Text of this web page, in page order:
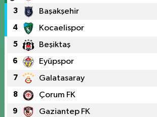
3 Başakşehir
4 Kocaelispor
5 Beşiktaş
6 Eyüpspor
7 Galatasaray
8 Çorum FK
9 Gaziantep FK